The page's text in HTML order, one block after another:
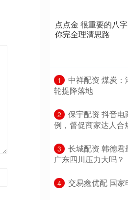
点点金 很重要的八
你完全理清思路
1
中祥配资 煤炭
轮提降落地
2
保宇配资 抖音
例，督促商家达人合
3
长城配资 韩德
广东四川压力大吗？
4 交易鑫优配 国